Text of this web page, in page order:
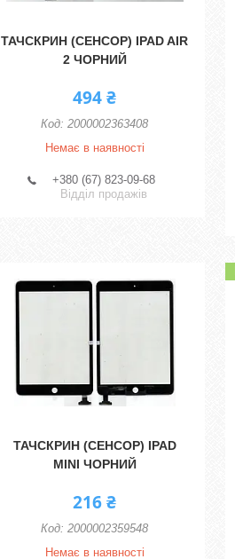
ТАЧСКРИН (СЕНСОР) IPAD AIR
2 ЧОРНИЙ
494 ₴
2000002363408
Немає в наявності
+380 (67) 823-09-68
Відділ продажів
ТАЧСКРИН (СЕНСОР) IPAD
MINI ЧОРНИЙ
216 ₴
2000002359548
Немає в наявності